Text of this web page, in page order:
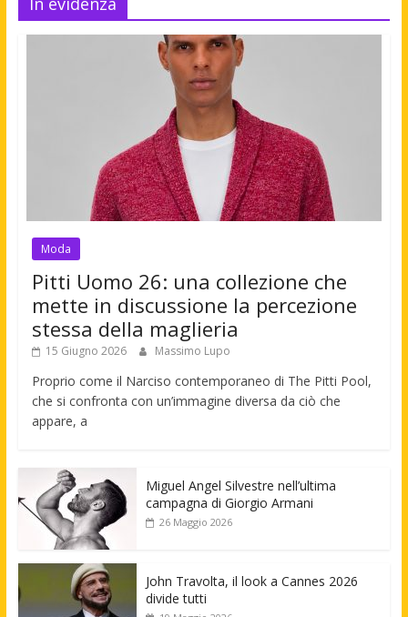
Moda
Pitti Uomo 26: una collezione che
mette in discussione la percezione
stessa della maglieria
15 Giugno 2026 Massimo Lupo
Proprio come il Narciso contemporaneo di The Pitti Pool,
che si confronta con un’immagine diversa da ciò che
appare, a
Miguel Angel Silvestre nell’ultima
campagna di Giorgio Armani
26 Maggio 2026
John Travolta, il look a Cannes 2026
divide tutti